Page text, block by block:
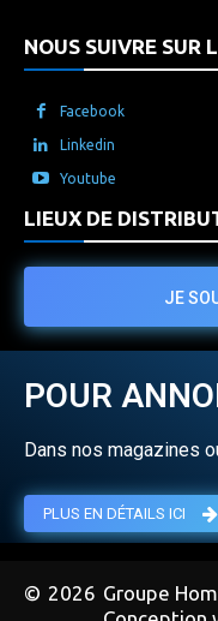
NOUS SUIVRE SUR
Facebook
Linkedin
Youtube
LIEUX DE
JE
POUR
Dans nos magazines
PLUS EN DÉTAILS ICI
© 2026 Groupe